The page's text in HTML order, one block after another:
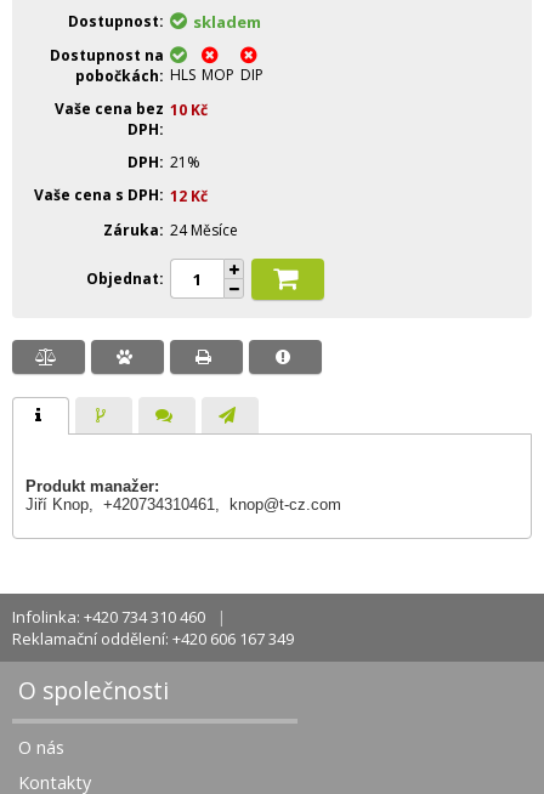
Dostupnost
skladem
Dostupnost na
pobočkách
HLS MOP DIP
Vaše cena bez
DPH
10 Kč
DPH 21%
Vaše cena s DPH 12 Kč
Záruka 24 Měsíce
Objednat
Produkt manažer:
Jiří Knop, +420734310461,
knop@t-cz.com
Infolinka: +420 734 310 460
Reklamační oddělení: +420 606 167 349
O společnosti
O nás
Kontakty